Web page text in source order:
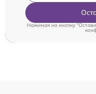
Нажимая на кнопку